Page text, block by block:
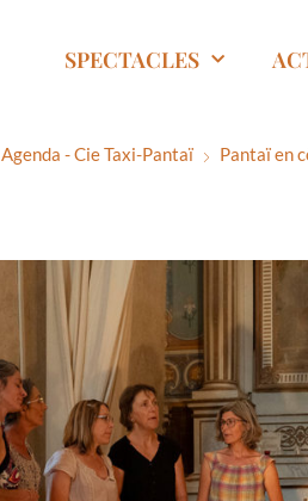
SPECTACLES
Agenda - Cie Taxi-Pantaï Pantaï en